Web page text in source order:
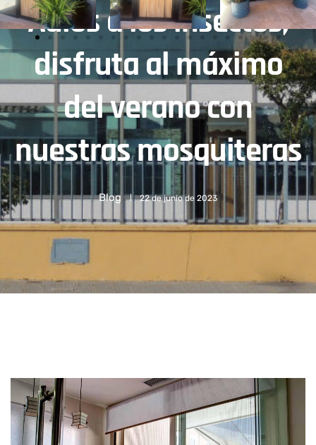
Adiós a los insectos,
disfruta al máximo
del verano con
nuestras mosquiteras
Blog 22 de junio de 2023